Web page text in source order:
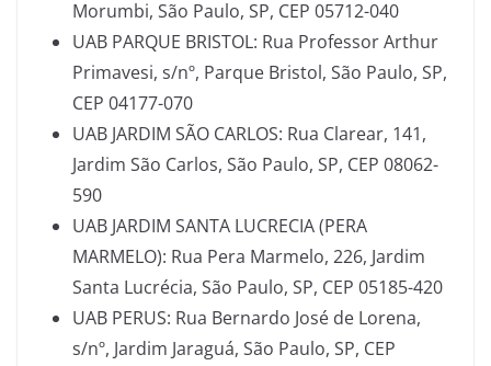
Morumbi, São Paulo, SP, CEP 05712-040
UAB PARQUE BRISTOL: Rua Professor Arthur
Primavesi, s/nº, Parque Bristol, São Paulo, SP,
CEP 04177-070
UAB JARDIM SÃO CARLOS: Rua Clarear, 141,
Jardim São Carlos, São Paulo, SP, CEP 08062-
590
UAB JARDIM SANTA LUCRECIA (PERA
MARMELO): Rua Pera Marmelo, 226, Jardim
Santa Lucrécia, São Paulo, SP, CEP 05185-420
UAB PERUS: Rua Bernardo José de Lorena,
s/nº, Jardim Jaraguá, São Paulo, SP, CEP